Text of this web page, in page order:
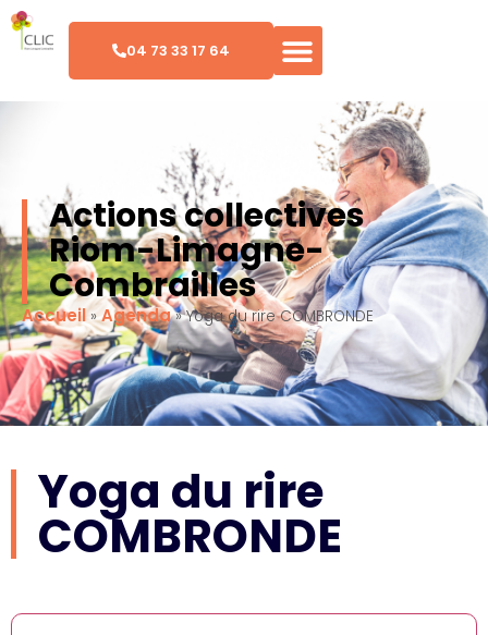
04 73 33 17 64
Actions collectives
Riom-Limagne-
Combrailles
Accueil»Agenda»Yoga du rire COMBRONDE
Yoga du rire
COMBRONDE